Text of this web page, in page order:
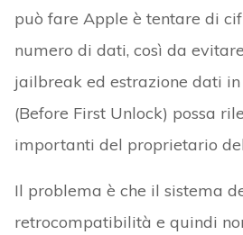
può fare Apple è tentare di
numero di dati, così da
jailbreak ed estrazione dati
(Before First Unlock) possa
importanti del proprietario
Il problema è che il sistema
retrocompatibilità e quindi